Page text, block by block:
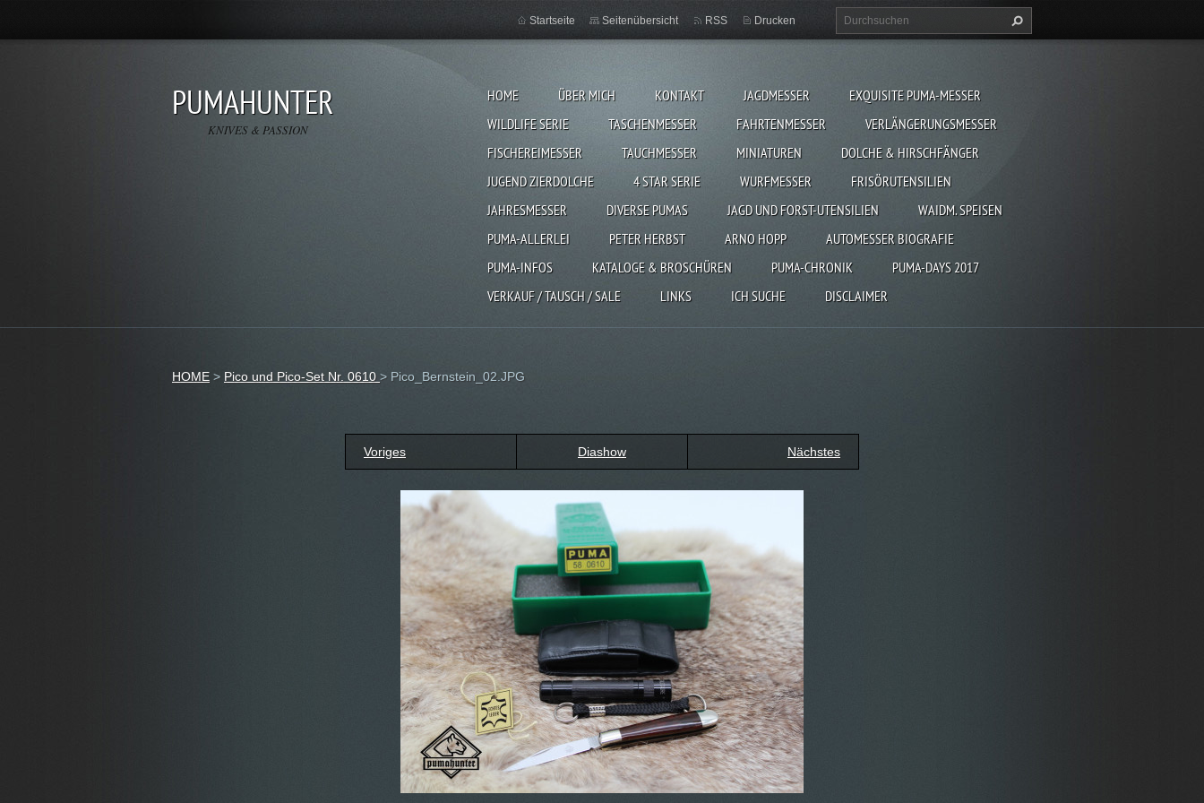
PUMAHUNTER
KNIVES & PASSION
HOME ÜBER MICH KONTAKT JAGDMESSER
EXQUISITE PUMA-MESSER
WILDLIFE SERIE
TASCHENMESSER FAHRTENMESSER
VERLÄNGERUNGSMESSER
FISCHEREIMESSER
TAUCHMESSER MINIATUREN
DOLCHE & HIRSCHFÄNGER
JUGEND ZIERDOLCHE
4 STAR SERIE WURFMESSER
FRISÖRUTENSILIEN
JAHRESMESSER
DIVERSE PUMAS JAGD UND FORST-UTENSILIEN
WAIDM. SPEISEN
PUMA-ALLERLEI
PETER HERBST ARNO HOPP
AUTOMESSER BIOGRAFIE
PUMA-INFOS
KATALOGE & BROSCHÜREN PUMA-CHRONIK
PUMA-DAYS 2017
VERKAUF / TAUSCH / SALE
LINKS ICH SUCHE DISCLAIMER
Startseite Seitenübersicht RSS Drucken
HOME > Pico und Pico-Set Nr. 0610 > Pico_Bernstein_02.JPG
Voriges Diashow Nächstes